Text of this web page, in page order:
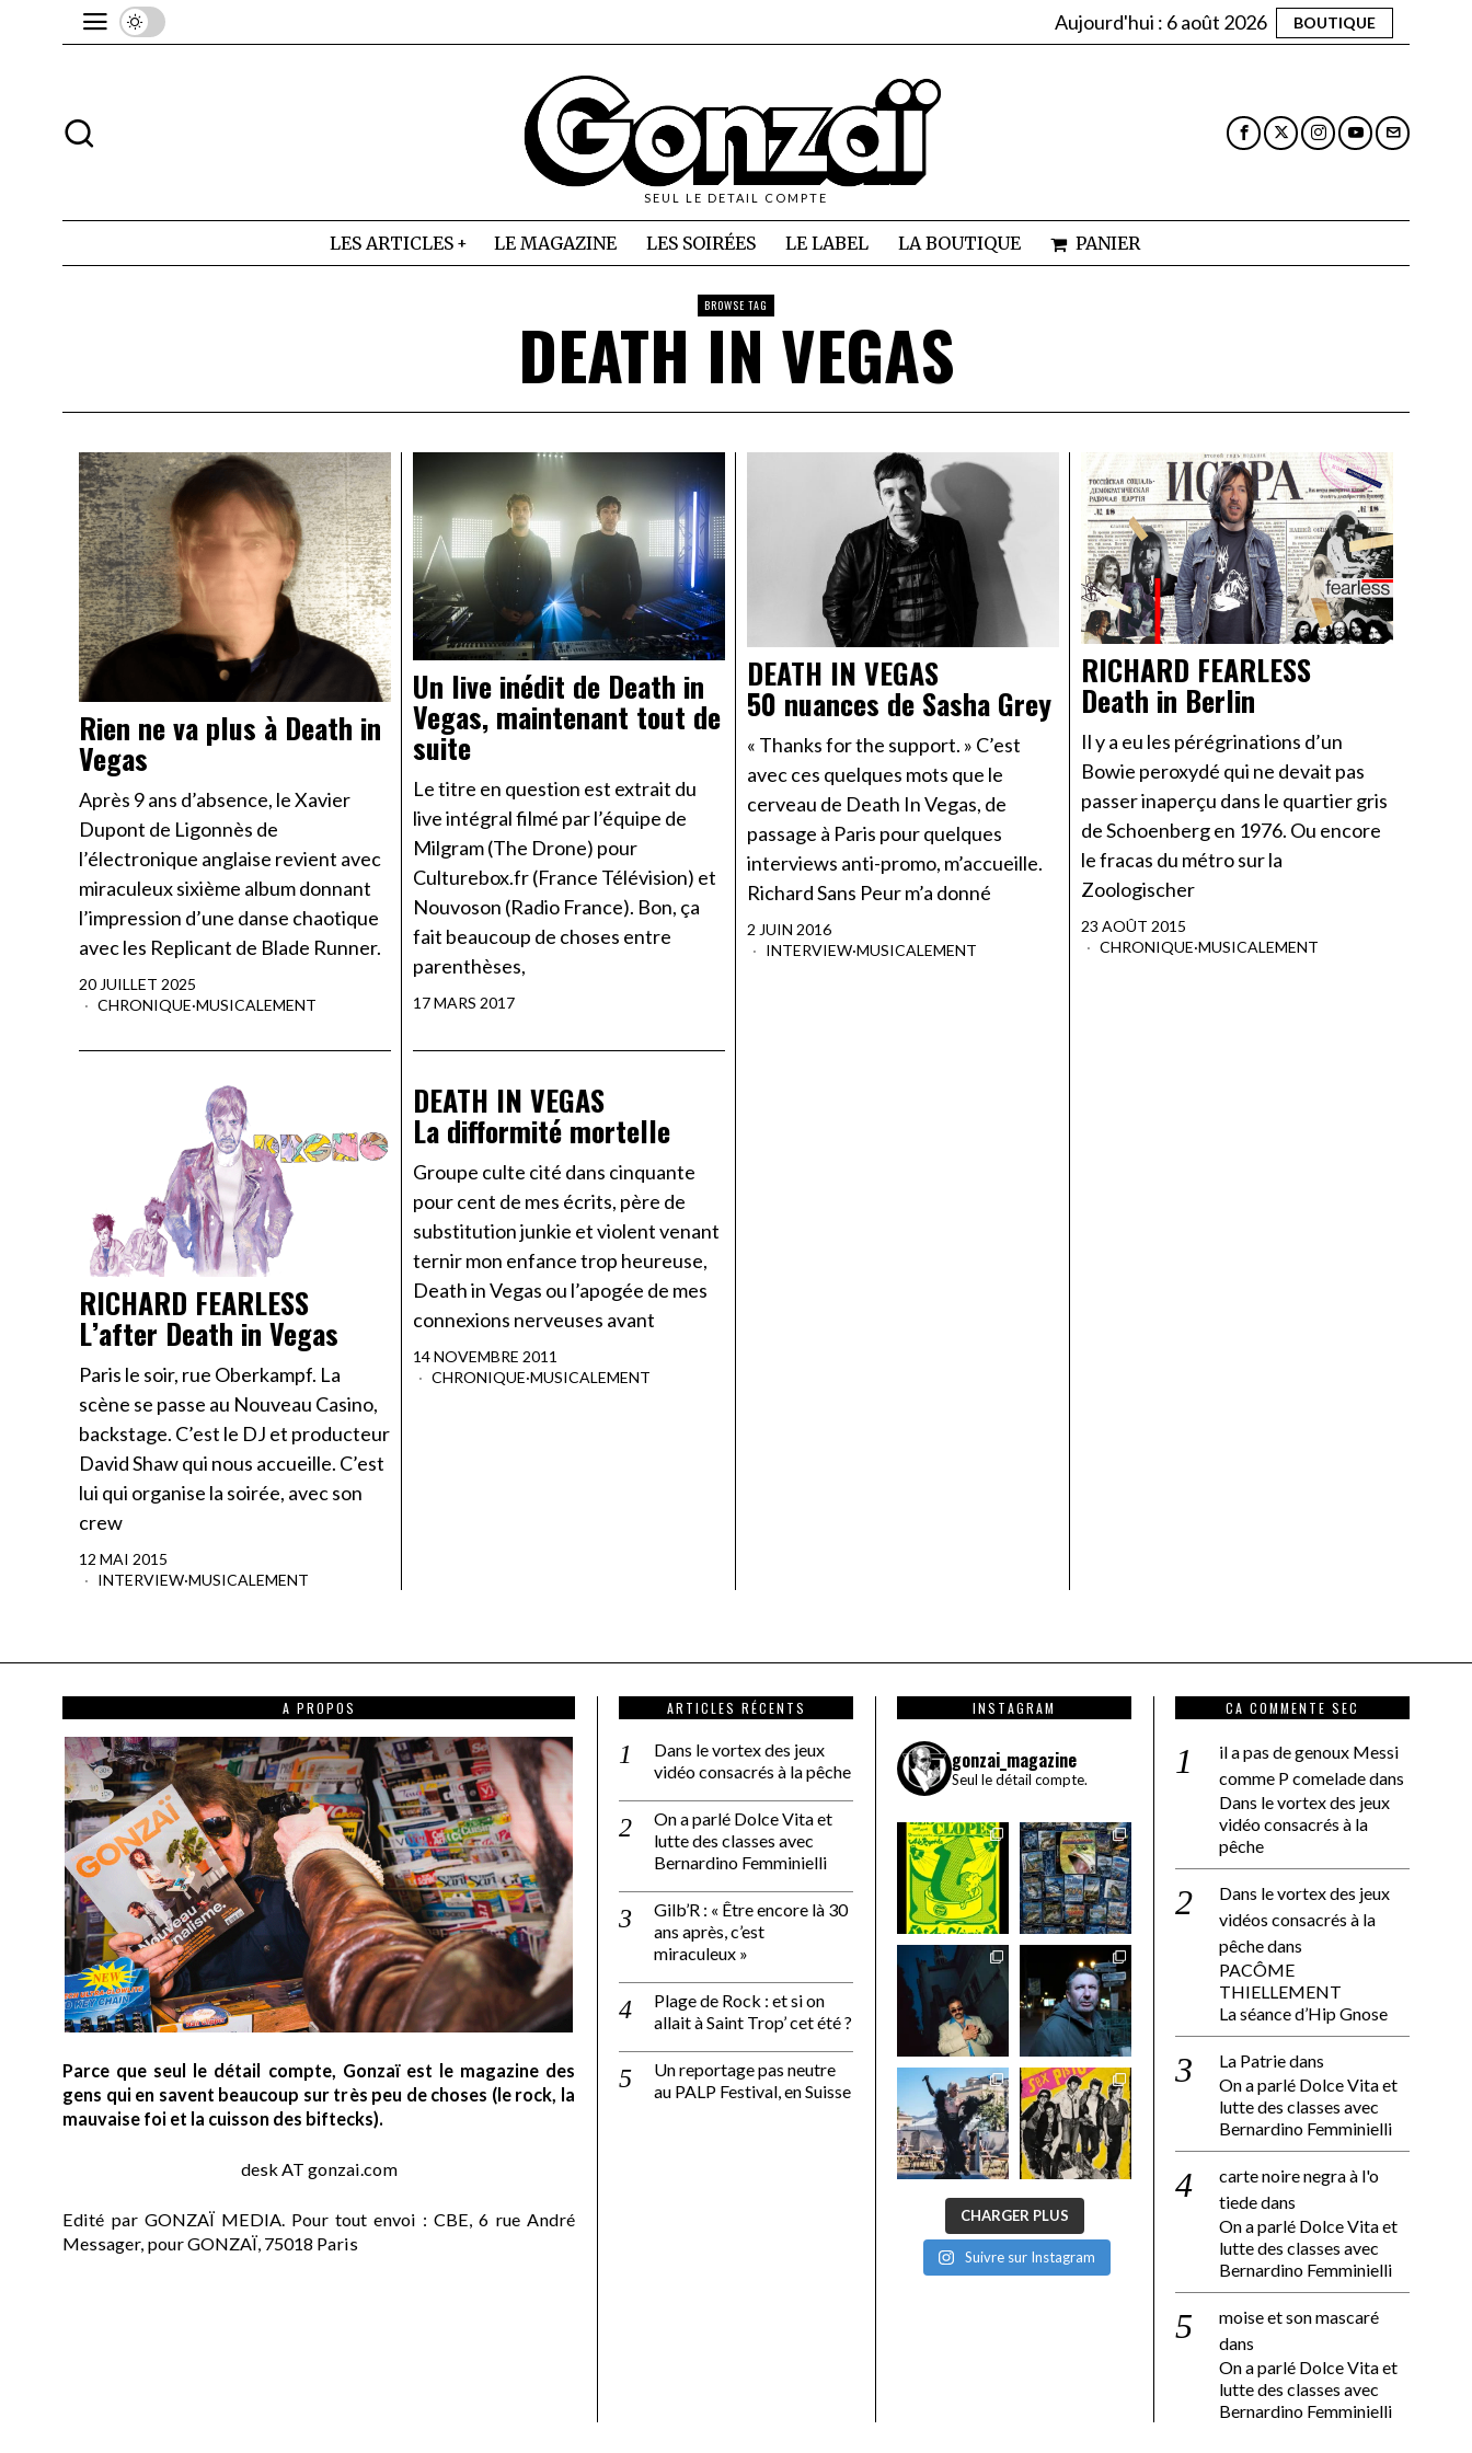
Aujourd'hui : 6 août 2026 BOUTIQUE
SEUL LE DETAIL COMPTE
LES ARTICLES LE MAGAZINE LES SOIRÉES LE LABEL LA BOUTIQUE PANIER
BROWSE TAG
DEATH IN VEGAS
Rien ne va plus à Death in
Vegas
Après 9 ans d’absence, le Xavier
Dupont de Ligonnès de
l’électronique anglaise revient avec
miraculeux sixième album donnant
l’impression d’une danse chaotique
avec les Replicant de Blade Runner.
20 JUILLET 2025
CHRONIQUE·MUSICALEMENT
Un live inédit de Death in
Vegas, maintenant tout de
suite
Le titre en question est extrait du
live intégral filmé par l’équipe de
Milgram (The Drone) pour
Culturebox.fr (France Télévision) et
Nouvoson (Radio France). Bon, ça
fait beaucoup de choses entre
parenthèses,
17 MARS 2017
DEATH IN VEGAS
50 nuances de Sasha Grey
« Thanks for the support. » C’est
avec ces quelques mots que le
cerveau de Death In Vegas, de
passage à Paris pour quelques
interviews anti-promo, m’accueille.
Richard Sans Peur m’a donné
2 JUIN 2016
INTERVIEW·MUSICALEMENT
RICHARD FEARLESS
Death in Berlin
Il y a eu les pérégrinations d’un
Bowie peroxydé qui ne devait pas
passer inaperçu dans le quartier gris
de Schoenberg en 1976. Ou encore
le fracas du métro sur la
Zoologischer
23 AOÛT 2015
CHRONIQUE·MUSICALEMENT
RICHARD FEARLESS
L’after Death in Vegas
Paris le soir, rue Oberkampf. La
scène se passe au Nouveau Casino,
backstage. C’est le DJ et producteur
David Shaw qui nous accueille. C’est
lui qui organise la soirée, avec son
crew
12 MAI 2015
INTERVIEW·MUSICALEMENT
DEATH IN VEGAS
La difformité mortelle
Groupe culte cité dans cinquante
pour cent de mes écrits, père de
substitution junkie et violent venant
ternir mon enfance trop heureuse,
Death in Vegas ou l’apogée de mes
connexions nerveuses avant
14 NOVEMBRE 2011
CHRONIQUE·MUSICALEMENT
A PROPOS
Parce que seul le détail compte, Gonzaï est le magazine des
gens qui en savent beaucoup sur très peu de choses (le rock, la
mauvaise foi et la cuisson des biftecks).
desk AT gonzai.com
Edité par GONZAÏ MEDIA. Pour tout envoi : CBE, 6 rue André
Messager, pour GONZAÏ, 75018 Paris
ARTICLES RÉCENTS
Dans le vortex des jeux
vidéo consacrés à la pêche
On a parlé Dolce Vita et
lutte des classes avec
Bernardino Femminielli
Gilb’R : « Être encore là 30
ans après, c’est
miraculeux »
Plage de Rock : et si on
allait à Saint Trop’ cet été ?
Un reportage pas neutre
au PALP Festival, en Suisse
INSTAGRAM
gonzai_magazine
Seul le détail compte.
CHARGER PLUS
Suivre sur Instagram
CA COMMENTE SEC
il a pas de genoux Messi
comme P comeladedans
Dans le vortex des jeux
vidéo consacrés à la
pêche
Dans le vortex des jeux
vidéos consacrés à la
pêchedans
PACÔME
THIELLEMENT
La séance d’Hip Gnose
La Patriedans
On a parlé Dolce Vita et
lutte des classes avec
Bernardino Femminielli
carte noire negra à l'o
tiededans
On a parlé Dolce Vita et
lutte des classes avec
Bernardino Femminielli
moise et son mascaré
dans
On a parlé Dolce Vita et
lutte des classes avec
Bernardino Femminielli